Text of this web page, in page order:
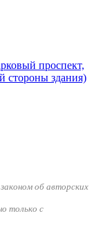
проспект,
стороны здания)
об авторских
только с